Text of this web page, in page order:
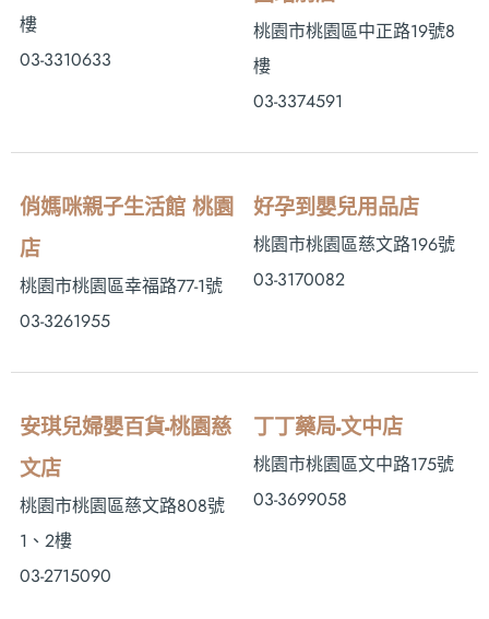
樓
03-3310633
桃園市桃園區中正路19號8
樓
03-3374591
俏媽咪親子生活館 桃園
店
桃園市桃園區幸福路77-1號
03-3261955
好孕到嬰兒用品店
桃園市桃園區慈文路196號
03-3170082
安琪兒婦嬰百貨-桃園慈
文店
桃園市桃園區慈文路808號
1、2樓
03-2715090
丁丁藥局-文中店
桃園市桃園區文中路175號
03-3699058